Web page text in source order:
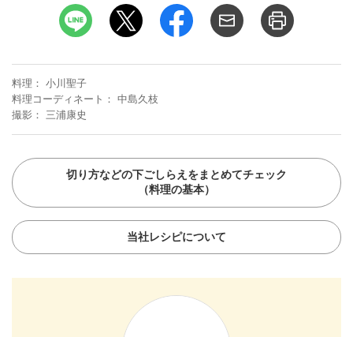
料理
小川聖子
料理コーディネート
中島久枝
撮影
三浦康史
切り方などの下ごしらえをまとめてチェック
（料理の基本）
当社レシピについて